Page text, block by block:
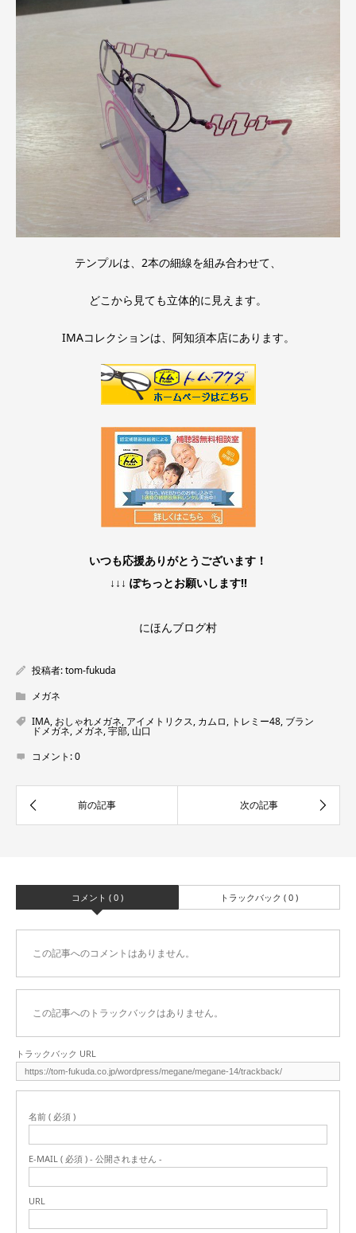
テンプルは、2本の細線を組み合わせて、
どこから見ても立体的に見えます。
IMAコレクションは、阿知須本店にあります。
いつも応援ありがとうございます！
↓↓↓ ぽちっとお願いします!!
にほんブログ村
投稿者:tom-fukuda
メガネ
IMA, おしゃれメガネ, アイメトリクス, カムロ, トレミー48, ブラン
ドメガネ, メガネ,宇部, 山口
コメント:0
コメント ( 0 ) トラックバック ( 0 )
この記事へのコメントはありません。
この記事へのトラックバックはありません。
トラックバック URL
名前 ( 必須 )
E-MAIL ( 必須 ) - 公開されません -
URL